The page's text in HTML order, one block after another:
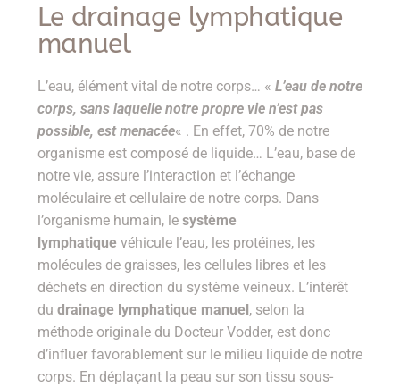
Le drainage lymphatique
manuel
L’eau, élément vital de notre corps… « L’eau de notre
corps, sans laquelle notre propre vie n’est pas
possible, est menacée« . En effet, 70% de notre
organisme est composé de liquide… L’eau, base de
notre vie, assure l’interaction et l’échange
moléculaire et cellulaire de notre corps. Dans
l’organisme humain, le système
lymphatique véhicule l’eau, les protéines, les
molécules de graisses, les cellules libres et les
déchets en direction du système veineux. L’intérêt
du drainage lymphatique manuel, selon la
méthode originale du Docteur Vodder, est donc
d’influer favorablement sur le milieu liquide de notre
corps. En déplaçant la peau sur son tissu sous-